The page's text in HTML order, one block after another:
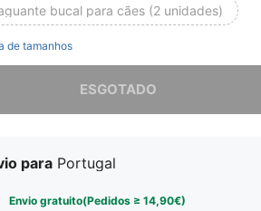
bucal para cães (2 unidades)
de tamanhos
ESGOTADO
para Portugal
Envio gratuito(Pedidos ≥ 14,90€)